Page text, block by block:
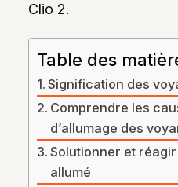
Clio 2.
Table des
Signification des
Comprendre les
d’allumage des
Solutionner et
allumé